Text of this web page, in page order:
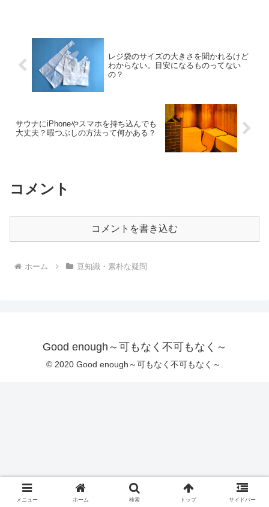
レジ袋のサイズの大きさを聞かれるけど
わからない。目安になるものってない
の？
サウナにiPhoneやスマホを持ち込んでも
大丈夫？暇つぶしの方法って何かある？
コメント
コメントを書き込む
ホーム 豆知識・素朴な疑問
Good enough～可もなく不可もなく～
© 2020 Good enough～可もなく不可もなく～.
メニュー ホーム 検索 トップ サイドバー